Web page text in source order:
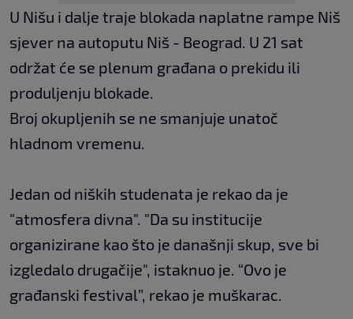
U Nišu i dalje traje blokada naplatne rampe Niš
sjever na autoputu Niš - Beograd. U 21 sat
održat će se plenum građana o prekidu ili
produljenju blokade.
Broj okupljenih se ne smanjuje unatoč
hladnom vremenu.
Jedan od niških studenata je rekao da je
"atmosfera divna". "Da su institucije
organizirane kao što je današnji skup, sve bi
izgledalo drugačije", istaknuo je. “Ovo je
građanski festival”, rekao je muškarac.